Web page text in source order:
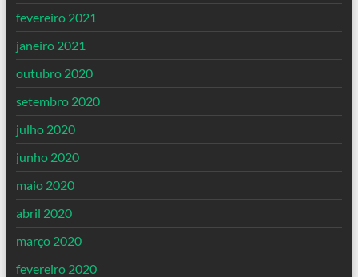
fevereiro 2021
janeiro 2021
outubro 2020
setembro 2020
julho 2020
junho 2020
maio 2020
abril 2020
março 2020
fevereiro 2020